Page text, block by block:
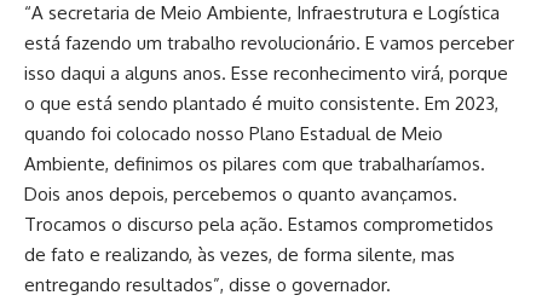
“A secretaria de Meio Ambiente, Infraestrutura e Logística
está fazendo um trabalho revolucionário. E vamos perceber
isso daqui a alguns anos. Esse reconhecimento virá, porque
o que está sendo plantado é muito consistente. Em 2023,
quando foi colocado nosso Plano Estadual de Meio
Ambiente, definimos os pilares com que trabalharíamos.
Dois anos depois, percebemos o quanto avançamos.
Trocamos o discurso pela ação. Estamos comprometidos
de fato e realizando, às vezes, de forma silente, mas
entregando resultados”, disse o governador.